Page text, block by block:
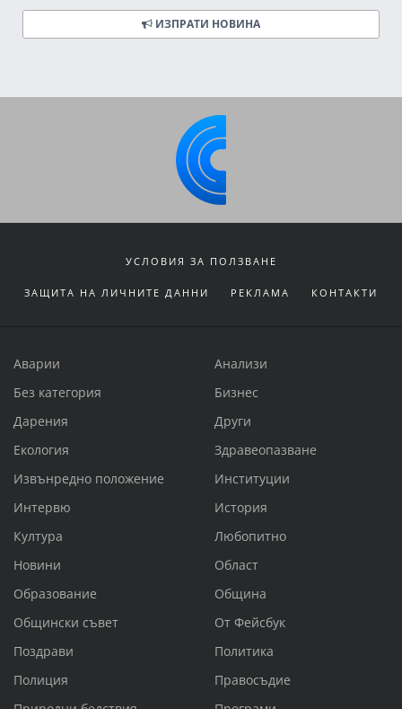
ИЗПРАТИ НОВИНА
УСЛОВИЯ ЗА ПОЛЗВАНЕ
ЗАЩИТА НА ЛИЧНИТЕ ДАННИ РЕКЛАМА КОНТАКТИ
Аварии
Анализи
Без категория
Бизнес
Дарения
Други
Екология
Здравеопазване
Извънредно положение
Институции
Интервю
История
Култура
Любопитно
Новини
Област
Образование
Община
Общински съвет
От Фейсбук
Поздрави
Политика
Полиция
Правосъдие